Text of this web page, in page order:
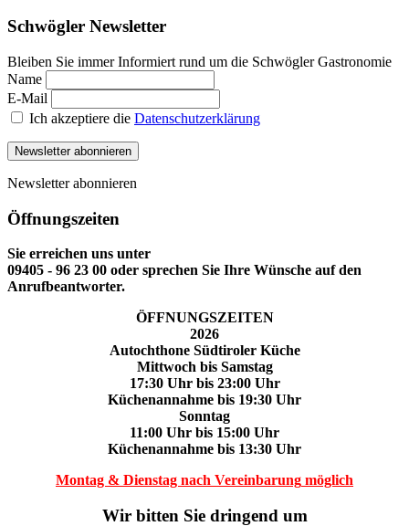
Schwögler Newsletter
Bleiben Sie immer Informiert rund um die Schwögler Gastronomie
Name
E-Mail
Ich akzeptiere die Datenschutzerklärung
Newsletter abonnieren
Newsletter abonnieren
Öffnungszeiten
Sie erreichen uns unter
09405 - 96 23 00 oder sprechen Sie Ihre Wünsche auf den
Anrufbeantworter.
ÖFFNUNGSZEITEN
2026
Autochthone Südtiroler Küche
Mittwoch bis Samstag
17:30 Uhr bis 23:00 Uhr
Küchenannahme bis 19:30 Uhr
Sonntag
11:00 Uhr bis 15:00 Uhr
Küchenannahme bis 13:30 Uhr
Montag & Dienstag nach Vereinbarung möglich
Wir bitten Sie dringend um